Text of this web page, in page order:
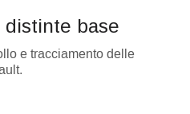
base
e tracciamento delle